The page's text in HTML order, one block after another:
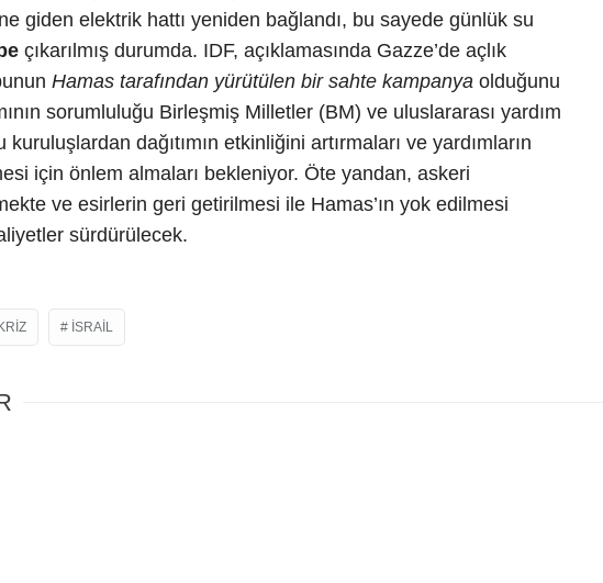
giden elektrik hattı yeniden bağlandı, bu sayede günlük su
çıkarılmış durumda. IDF, açıklamasında Gazze’de açlık
Hamas tarafından yürütülen bir sahte kampanya olduğunu
sorumluluğu Birleşmiş Milletler (BM) ve uluslararası yardım
dağıtımın etkinliğini artırmaları ve yardımların
için önlem almaları bekleniyor. Öte yandan, askeri
ve esirlerin geri getirilmesi ile Hamas’ın yok edilmesi
sürdürülecek.
İSRAIL